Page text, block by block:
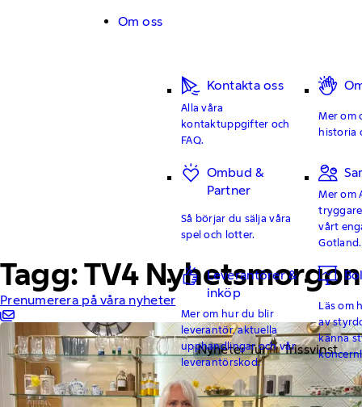
Om oss
Kontakta oss
Alla våra
kontaktuppgifter och
FAQ.
Mer om
historia
Ombud &
Partner
Så börjar du sälja våra
spel och lotter.
Mer om
vårt
Gotland.
Leverantörer &
inköp
Mer om hur du blir
leverantör, aktuella
upphandlingar och vår
leverantörskod.
Läs om
av
känna
Tagg: TV4 Nyhetsmorgon
Prenumerera på våra nyheter
Nyheter Tur Trissvinst